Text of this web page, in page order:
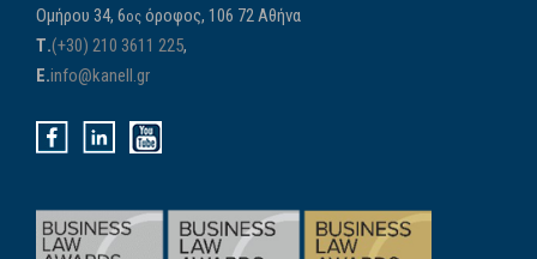
Ομήρου 34, 6ος όροφος, 106 72 Αθήνα
Τ.(+30) 210 3611 225,
E.info@kanell.gr